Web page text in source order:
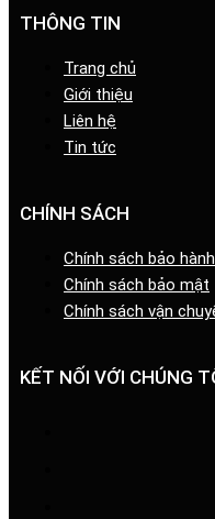
THÔNG TIN
Trang chủ
Giới thiệu
Liên hệ
Tin tức
CHÍNH SÁCH
Chính sách bảo
Chính sách bảo mật
Chính sách vận
KẾT NỐI VỚI CHÚNG